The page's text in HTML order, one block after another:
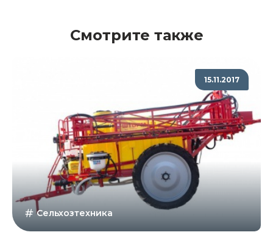
Смотрите также
15.11.2017
Сельхозтехника